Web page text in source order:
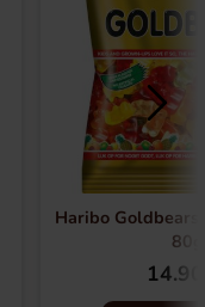
Haribo
80g